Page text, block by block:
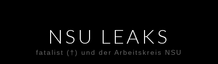
NSU LEAKS
fatalist (†) und der Arbeitskreis NSU